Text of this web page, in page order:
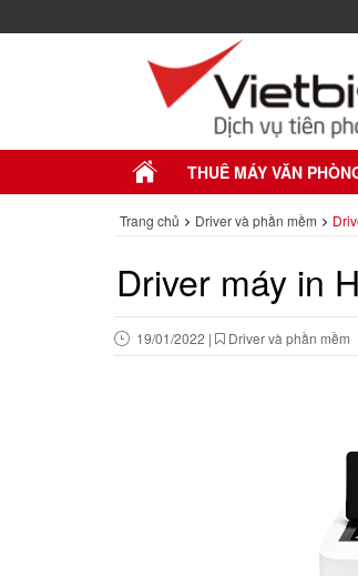
THUÊ MÁY VĂN
Trang chủ Driver và phần mềm
Driver máy in
19/01/2022 | Driver và phần mềm